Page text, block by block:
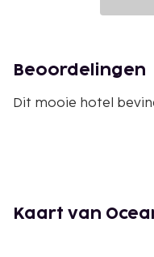
Beoordelingen
Dit mooie hotel
Kaart van